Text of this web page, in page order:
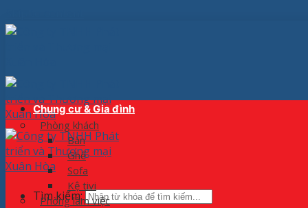
Tìm kiếm:
Chung cư & Gia đình
Phòng khách
Bàn
Ghế
Sofa
Kệ tivi
Phòng làm việc